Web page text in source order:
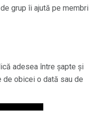
grup îi ajută pe membri
adesea între șapte și
obicei o dată sau de